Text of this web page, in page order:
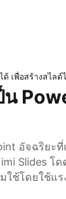
เพื่อสร้างสไลด์
น
อัจฉริยะ
Slides
ใช้โดยใช้แ